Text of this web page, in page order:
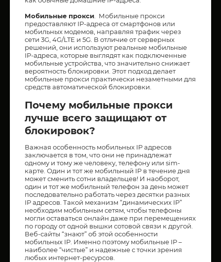
Мобильные прокси . Мобильные прокси
предоставляют IP-адреса от смартфонов или
мобильных модемов, направляя трафик через
сети 3G, 4G/LTE и 5G. В отличие от серверных
решений, они используют реальные мобильные
IP-адреса, которые выглядят как подключенные
мобильные устройства, что значительно снижает
вероятность блокировки. Этот подход делает
мобильные прокси практически незаметными для
средств автоматической блокировки.
Почему мобильные прокси
лучше всего защищают от
блокировок?
Важная особенность мобильных IP адресов
заключается в том, что они не принадлежат
одному и тому же человеку, телефону или sim-
карте. Один и тот же мобильный IP в течение дня
может сменить сотни владельцев! И наоборот,
один и тот же мобильный телефон за день может
последовательно работать через десятки разных
IP адресов. Такой механизм “динамических IP”
необходим мобильным сетям, чтобы телефоны
могли оставаться онлайн даже при перемещениях
по городу от одной вышки сотовой связи к другой.
Веб-сайты “знают” об этой особенности
мобильных IP. Именно поэтому мобильные IP –
наиболее “чистые” и надежные с точки зрения
любых интернет-ресурсов.